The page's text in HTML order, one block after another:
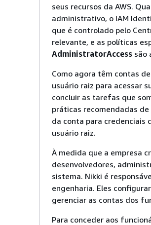
seus recursos da AWS.
administrativo, o IAM
que é controlado pelo
relevante, e as políticas
AdministratorAccess são
Como agora têm contas
usuário raiz para acessar
concluir as tarefas que
práticas recomendadas
da conta para credenciais
usuário raiz.
À medida que a empresa
desenvolvedores,
sistema. Nikki é
engenharia. Eles
gerenciar as contas dos
Para conceder aos